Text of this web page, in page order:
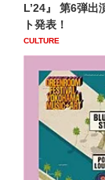
L’24』 第6弾出
ト発表！
CULTURE